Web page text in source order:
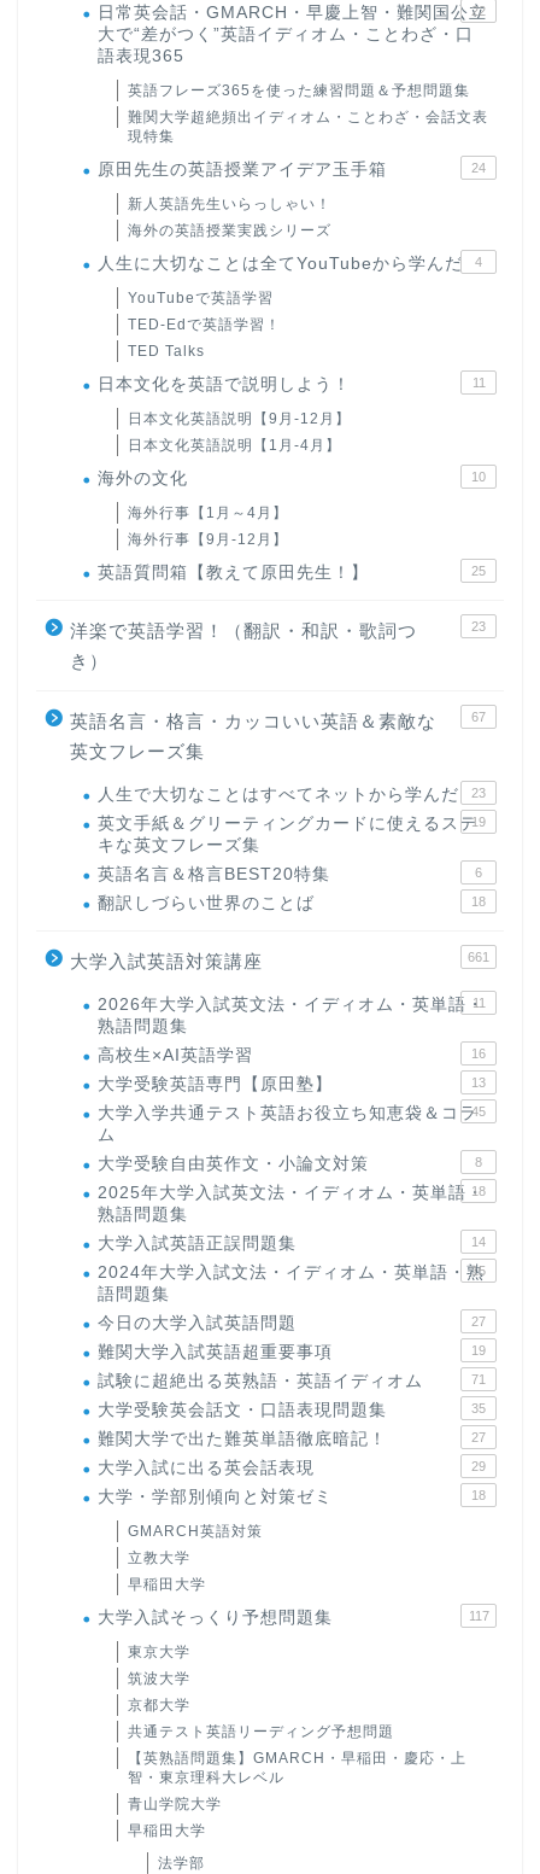
日常英会話・GMARCH・早慶上智・難関国公立
大で“差がつく”英語イディオム・ことわざ・口
語表現365
22
英語フレーズ365を使った練習問題＆予想問題集
難関大学超絶頻出イディオム・ことわざ・会話文表
現特集
原田先生の英語授業アイデア玉手箱 24
新人英語先生いらっしゃい！
海外の英語授業実践シリーズ
人生に大切なことは全てYouTubeから学んだ 4
YouTubeで英語学習
TED-Edで英語学習！
TED Talks
日本文化を英語で説明しよう！ 11
日本文化英語説明【9月-12月】
日本文化英語説明【1月-4月】
海外の文化 10
海外行事【1月～4月】
海外行事【9月-12月】
英語質問箱【教えて原田先生！】 25
洋楽で英語学習！（翻訳・和訳・歌詞つ
き）
23
英語名言・格言・カッコいい英語＆素敵な
英文フレーズ集
67
人生で大切なことはすべてネットから学んだ 23
英文手紙＆グリーティングカードに使えるステ
キな英文フレーズ集
19
英語名言＆格言BEST20特集 6
翻訳しづらい世界のことば 18
大学入試英語対策講座 661
2026年大学入試英文法・イディオム・英単語・
熟語問題集
11
高校生×AI英語学習 16
大学受験英語専門【原田塾】 13
大学入学共通テスト英語お役立ち知恵袋＆コラ
ム
45
大学受験自由英作文・小論文対策 8
2025年大学入試英文法・イディオム・英単語・
熟語問題集
18
大学入試英語正誤問題集 14
2024年大学入試文法・イディオム・英単語・熟
語問題集
15
今日の大学入試英語問題 27
難関大学入試英語超重要事項 19
試験に超絶出る英熟語・英語イディオム 71
大学受験英会話文・口語表現問題集 35
難関大学で出た難英単語徹底暗記！ 27
大学入試に出る英会話表現 29
大学・学部別傾向と対策ゼミ 18
GMARCH英語対策
立教大学
早稲田大学
大学入試そっくり予想問題集 117
東京大学
筑波大学
京都大学
共通テスト英語リーディング予想問題
【英熟語問題集】GMARCH・早稲田・慶応・上
智・東京理科大レベル
青山学院大学
早稲田大学
法学部